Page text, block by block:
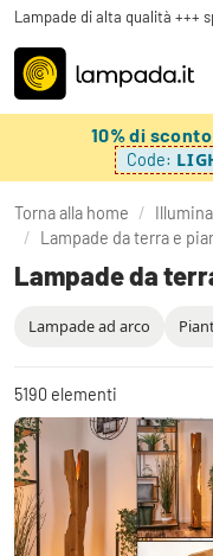
Lampade di alta qualità +++
10% di sconto
Code:
Torna alla home /
/ Lampade da terra e
Lampade da
Lampade ad arco
5190 elementi